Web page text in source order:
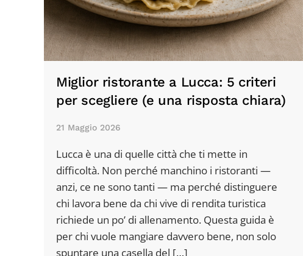
Miglior ristorante a Lucca: 5 criteri
per scegliere (e una risposta chiara)
21 Maggio 2026
Lucca è una di quelle città che ti mette in
difficoltà. Non perché manchino i ristoranti —
anzi, ce ne sono tanti — ma perché distinguere
chi lavora bene da chi vive di rendita turistica
richiede un po’ di allenamento. Questa guida è
per chi vuole mangiare davvero bene, non solo
spuntare una casella del […]